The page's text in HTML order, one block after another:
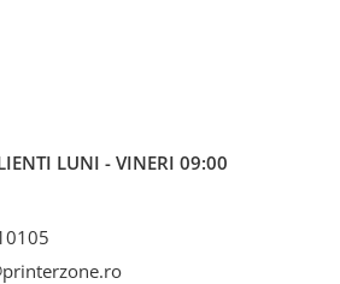
LUNI - VINERI 09:00